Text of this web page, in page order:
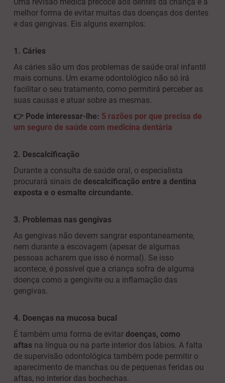
melhor forma de evitar muitas das doenças dos dentes
e das gengivas. Eis alguns exemplos:
1. Cáries
As cáries são um dos problemas de saúde oral infantil
mais comuns. Um exame odontológico não só irá
facilitar o seu tratamento, como permitirá perceber as
suas causas e atuar sobre as mesmas.
👉 Pode interessar-lhe: 5 razões por que precisa de
um seguro de saúde com medicina dentária
2. Descalcificação
Durante a consulta de saúde oral, o especialista
procurará sinais de descalcificação entre a dentina
exposta e o esmalte circundante.
3. Problemas nas gengivas
As gengivas não devem sangrar espontaneamente,
nem durante a escovagem (apesar de algumas
pessoas acharem que isso é normal). Se isso
acontece, é possível que a criança sofra de alguma
doença como a gengivite ou a inflamação das
gengivas.
4. Doenças na mucosa bucal
É também uma forma de evitar doenças, como
aftas na língua ou na parte interior dos lábios. A falta
de supervisão odontológica também pode permitir o
aparecimento de manchas ou de pequenas feridas ou
aftas, no interior das bochechas.